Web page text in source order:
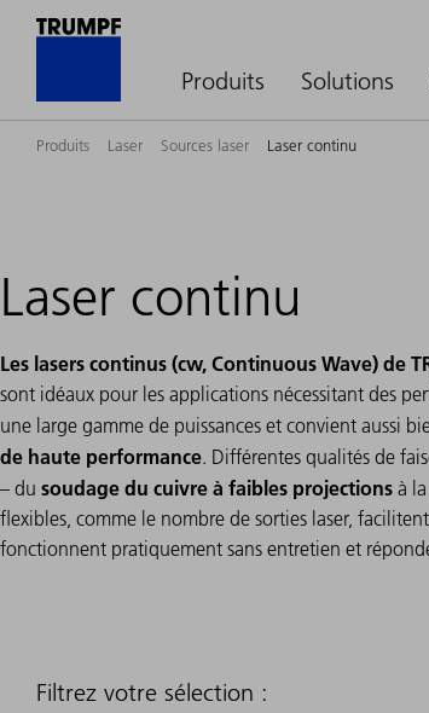
Produits Solutions
Produits Laser Sources laser Laser continu
Laser continu
Les lasers continus (cw, Continuous Wave) de
sont idéaux pour les applications nécessitant des
une large gamme de puissances et convient aussi
de haute performance. Différentes qualités de
– du soudage du cuivre à faibles projections à la
flexibles, comme le nombre de sorties laser,
fonctionnent pratiquement sans entretien et
Filtrez votre sélection :